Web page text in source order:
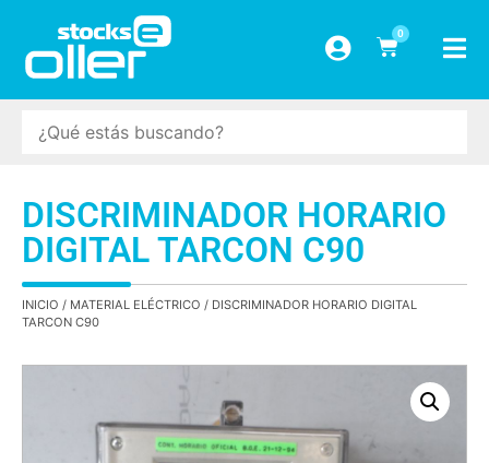
0
DISCRIMINADOR HORARIO
DIGITAL TARCON C90
INICIO / MATERIAL ELÉCTRICO / DISCRIMINADOR HORARIO DIGITAL
TARCON C90